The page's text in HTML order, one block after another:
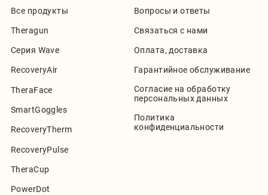
Все продукты
Theragun
Серия Wave
RecoveryAir
TheraFace
SmartGoggles
RecoveryTherm
RecoveryPulse
TheraCup
PowerDot
Вопросы и ответы
Связаться с нами
Оплата, доставка
Гарантийное обслуживание
Согласие на обработку
персональных данных
Политика
конфиденциальности